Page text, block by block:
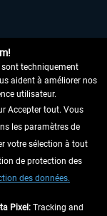
techniquement
aident à améliorer nos
utilisateur.
Accepter tout. Vous
les paramètres de
votre sélection à tout
de protection des
des données.
Pixel: Tracking and